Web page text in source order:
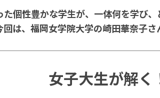
個性豊かな学生が、一体何を学び
は、福岡女学院大学の崎田華奈子さ
女子大生が解く